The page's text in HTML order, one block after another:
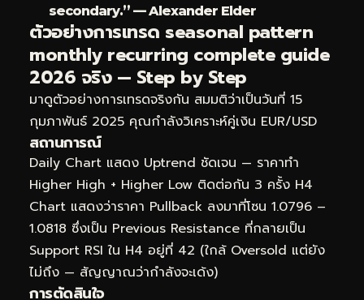
secondary.” — Alexander Elder
ตัวอย่างการเทรด seasonal pattern
monthly recurring complete guide
2026 จริง — Step by Step
มาดูตัวอย่างการเทรดจริงกัน สมมติว่าเป็นวันที่ 15
กุมภาพันธ์ 2025 คุณกำลังวิเคราะห์คู่เงิน EUR/USD
สถานการณ์
Daily Chart แสดง Uptrend ชัดเจน — ราคาทำ
Higher High + Higher Low ติดต่อกัน 3 ครั้ง H4
Chart แสดงว่าราคา Pullback ลงมาที่โซน 1.0796 –
1.0818 ซึ่งเป็น Previous Resistance ที่กลายเป็น
Support RSI ใน H4 อยู่ที่ 42 (ใกล้ Oversold แต่ยัง
ไม่ถึง — สัญญาณว่ากำลังจะเด้ง)
การตัดสินใจ